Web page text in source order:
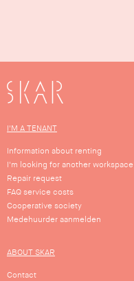
SKAR
I'M A TENANT
Information about renting
I'm looking for another workspace
Repair request
FAQ service costs
Cooperative society
Medehuurder aanmelden
ABOUT SKAR
Contact